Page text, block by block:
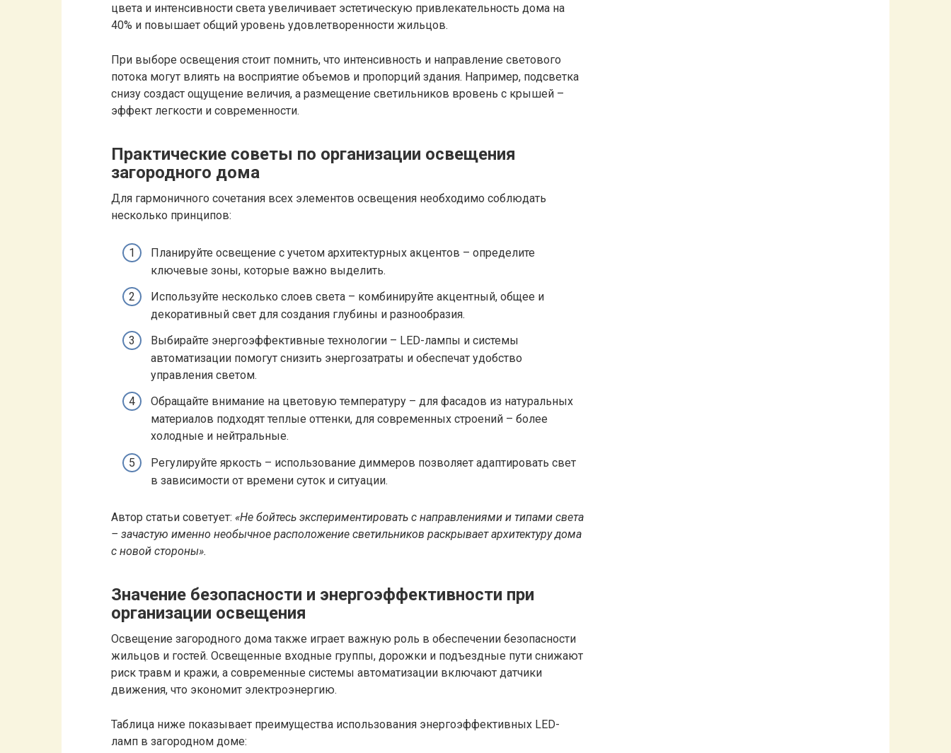
цвета и интенсивности света увеличивает эстетическую привлекательность дома на
40% и повышает общий уровень удовлетворенности жильцов.
При выборе освещения стоит помнить, что интенсивность и направление светового
потока могут влиять на восприятие объемов и пропорций здания. Например, подсветка
снизу создаст ощущение величия, а размещение светильников вровень с крышей –
эффект легкости и современности.
Практические советы по организации освещения
загородного дома
Для гармоничного сочетания всех элементов освещения необходимо соблюдать
несколько принципов:
Планируйте освещение с учетом архитектурных акцентов – определите
ключевые зоны, которые важно выделить.
Используйте несколько слоев света – комбинируйте акцентный, общее и
декоративный свет для создания глубины и разнообразия.
Выбирайте энергоэффективные технологии – LED-лампы и системы
автоматизации помогут снизить энергозатраты и обеспечат удобство
управления светом.
Обращайте внимание на цветовую температуру – для фасадов из натуральных
материалов подходят теплые оттенки, для современных строений – более
холодные и нейтральные.
Регулируйте яркость – использование диммеров позволяет адаптировать свет
в зависимости от времени суток и ситуации.
Автор статьи советует: «Не бойтесь экспериментировать с направлениями и типами света
– зачастую именно необычное расположение светильников раскрывает архитектуру дома
с новой стороны».
Значение безопасности и энергоэффективности при
организации освещения
Освещение загородного дома также играет важную роль в обеспечении безопасности
жильцов и гостей. Освещенные входные группы, дорожки и подъездные пути снижают
риск травм и кражи, а современные системы автоматизации включают датчики
движения, что экономит электроэнергию.
Таблица ниже показывает преимущества использования энергоэффективных LED-
ламп в загородном доме: